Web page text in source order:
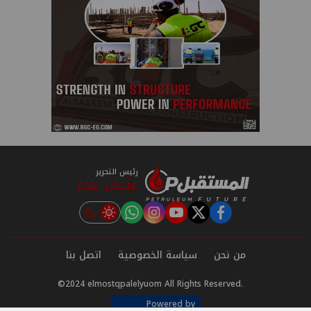
رئيس التحرير
عثمان علام
facebook
twitter
youtube
instagram
tiktok
من نحن سياسة الخصوصية اتصل بنا
©2024 elmostqpalelyuom All Rights Reserved.
Powered by